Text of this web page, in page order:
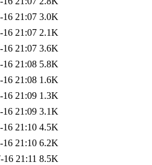
16 21:07 3.0K
16 21:07 2.1K
16 21:07 3.6K
16 21:08 5.8K
16 21:08 1.6K
16 21:09 1.3K
16 21:09 3.1K
16 21:10 4.5K
16 21:10 6.2K
16 21:11 8.5K